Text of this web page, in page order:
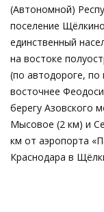
(Автономной)
поселение
единственный
на востоке
(по автодороге,
восточнее
берегу Азовского
Мысовое (2 км) и
км от аэропорта
Краснодара в